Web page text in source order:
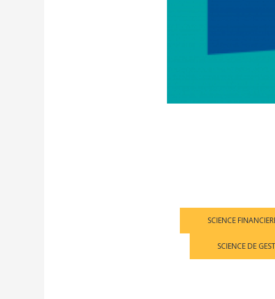
SCIENCE
SCIENCE DE